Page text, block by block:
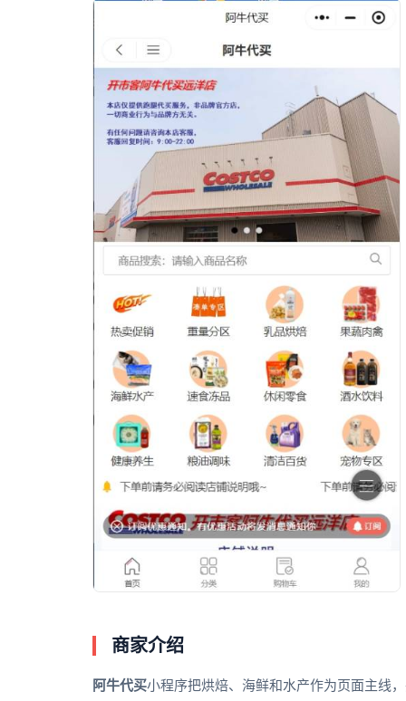
商家介绍
阿牛代买小程序把烘焙、海鲜和水产作为页面主线